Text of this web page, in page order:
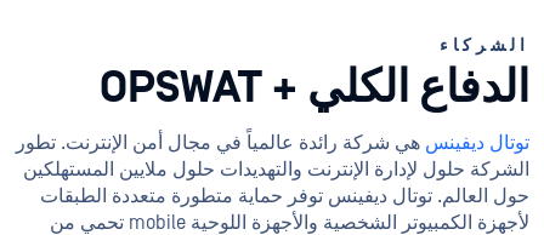
الشركاء
الدفاع الكلي + OPSWAT
توتال ديفينس هي شركة رائدة عالمياً في مجال أمن الإنترنت. تطور
الشركة حلول لإدارة الإنترنت والتهديدات حلول ملايين المستهلكين
حول العالم. توتال ديفينس توفر حماية متطورة متعددة الطبقات
لأجهزة الكمبيوتر الشخصية والأجهزة اللوحية mobile تحمي من